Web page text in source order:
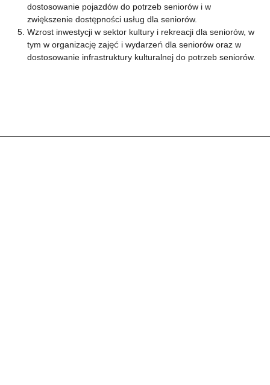
dostosowanie pojazdów do potrzeb seniorów i w
zwiększenie dostępności usług dla seniorów.
Wzrost inwestycji w sektor kultury i rekreacji dla seniorów, w
tym w organizację zajęć i wydarzeń dla seniorów oraz w
dostosowanie infrastruktury kulturalnej do potrzeb seniorów.